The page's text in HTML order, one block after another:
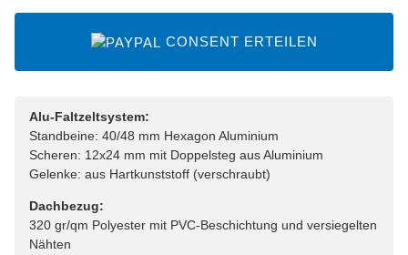
CONSENT ERTEILEN
Alu-Faltzeltsystem:
Standbeine: 40/48 mm Hexagon Aluminium
Scheren: 12x24 mm mit Doppelsteg aus Aluminium
Gelenke: aus Hartkunststoff (verschraubt)
Dachbezug:
320 gr/qm Polyester mit PVC-Beschichtung und versiegelten
Nähten